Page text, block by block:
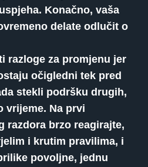
Konačno, vaša
delate odlučit o
razloge za promjenu jer
očigledni tek pred
stekli podršku drugih,
vrijeme. Na prvi
razdora brzo reagirajte,
i krutim pravilima, i
povoljne, jednu